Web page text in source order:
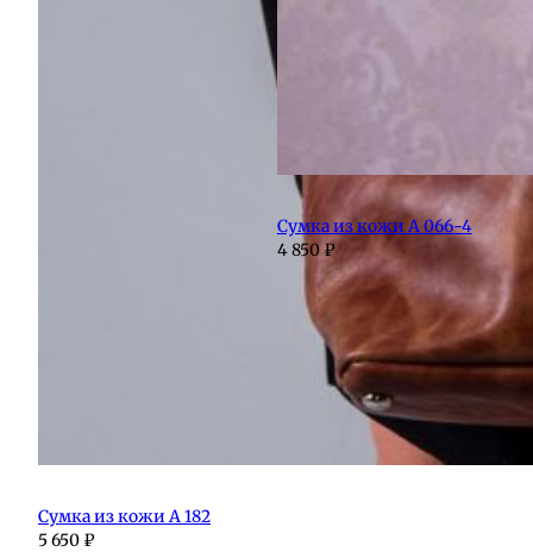
Сумка из кожи А 182
5 650 ₽
Сумка из кожи А 066-4
4 850 ₽